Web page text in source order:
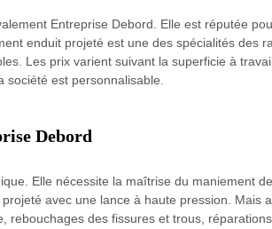
Entreprise Debord. Elle est réputée
enduit projeté est une des spécialités des
Les prix varient suivant la superficie à
est personnalisable.
Debord
Elle nécessite la maîtrise du maniement
avec une lance à haute pression. Mais
des fissures et trous,